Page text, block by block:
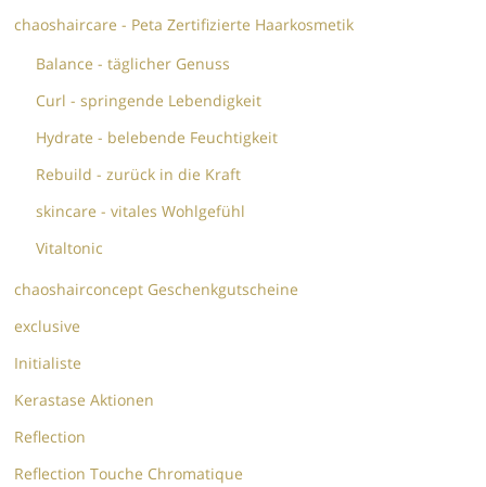
chaoshaircare - Peta Zertifizierte Haarkosmetik
Balance - täglicher Genuss
Curl - springende Lebendigkeit
Hydrate - belebende Feuchtigkeit
Rebuild - zurück in die Kraft
skincare - vitales Wohlgefühl
Vitaltonic
chaoshairconcept Geschenkgutscheine
exclusive
Initialiste
Kerastase Aktionen
Reflection
Reflection Touche Chromatique